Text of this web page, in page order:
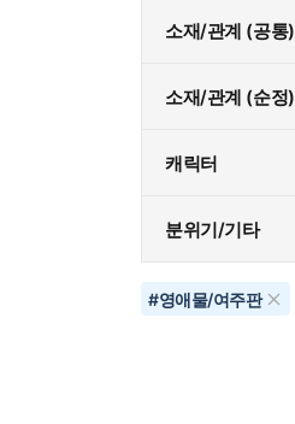
소재/관계 (공통)
소재/관계 (순정)
캐릭터
분위기/기타
#영애물/여주판